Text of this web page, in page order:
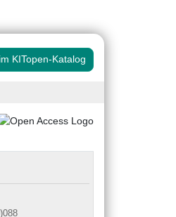
KITopen-Katalog